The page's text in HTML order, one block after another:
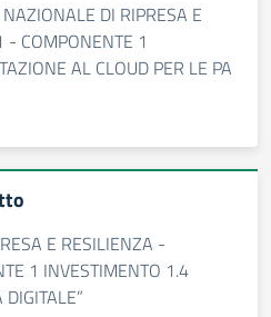
DI RIPRESA E
COMPONENTE 1
AL CLOUD PER LE PA
E RESILIENZA -
1 INVESTIMENTO 1.4